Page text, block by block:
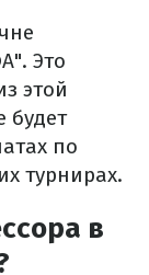
Это
этой
будет
по
турнирах.
в